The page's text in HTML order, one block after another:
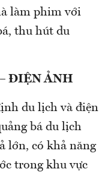
làm phim với
thu hút du
ĐIỆN ẢNH
du lịch và điện
bá du lịch
lớn, có khả năng
trong khu vực